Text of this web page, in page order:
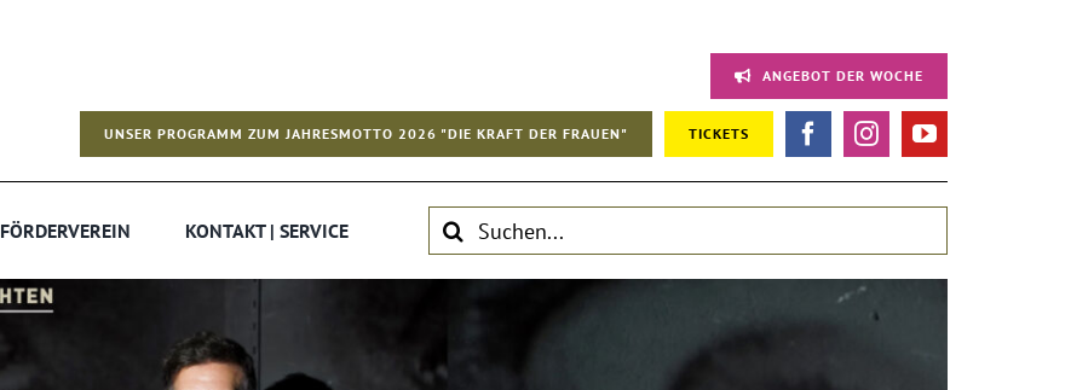
ANGEBOT DER WOCHE
UNSER PROGRAMM ZUM JAHRESMOTTO 2026 "DIE KRAFT DER FRAUEN" TICKETS
FÖRDERVEREIN KONTAKT | SERVICE
Suche
nach: